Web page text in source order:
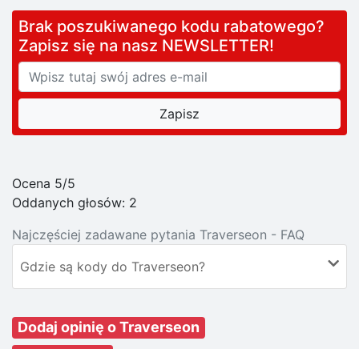
Brak poszukiwanego kodu rabatowego?
Zapisz się na nasz NEWSLETTER!
Ocena 5/5
Oddanych głosów: 2
Najczęściej zadawane pytania Traverseon - FAQ
Gdzie są kody do Traverseon?
Dodaj opinię o Traverseon